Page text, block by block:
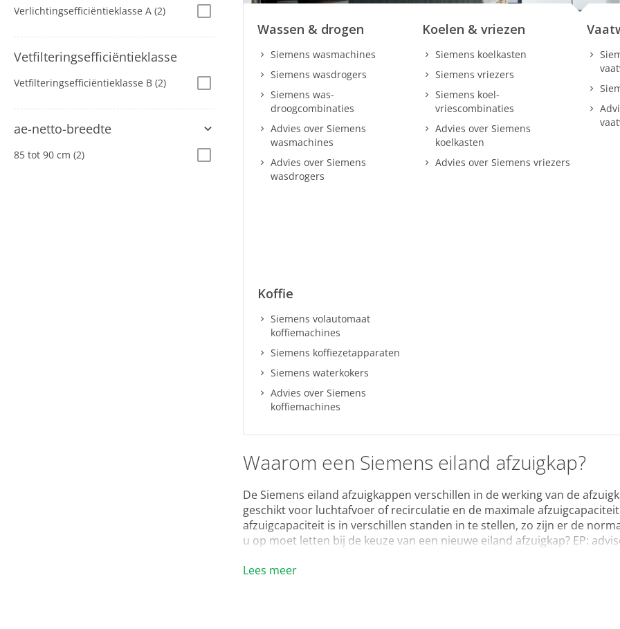
Verlichtingsefficiëntieklasse A (2)
Vetfilteringsefficiëntieklasse
Vetfilteringsefficiëntieklasse B (2)
ae-netto-breedte
85 tot 90 cm (2)
Wassen & drogen
Siemens wasmachines
Siemens wasdrogers
Siemens was-
droogcombinaties
Advies over Siemens
wasmachines
Advies over Siemens
wasdrogers
Koelen & vriezen
Siemens koelkasten
Siemens vriezers
Siemens koel-
vriescombinaties
Advies over Siemens
koelkasten
Advies over Siemens vriezers
Koffie
Siemens volautomaat
koffiemachines
Siemens koffiezetapparaten
Siemens waterkokers
Advies over Siemens
koffiemachines
Waarom een Siemens eiland afzuigkap?
De Siemens eiland afzuigkappen verschillen in de werking van de
geschikt voor luchtafvoer of recirculatie en de maximale
afzuigcapaciteit is in verschillen standen in te stellen, zo zijn er de
u op moet letten bij de keuze van een nieuwe eiland afzuigkap? EP:
Siemens Home Connect.
Lees meer